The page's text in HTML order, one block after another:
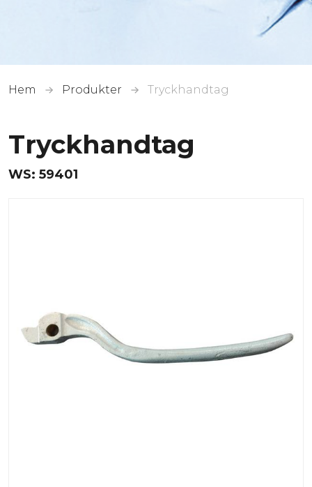
Hem Produkter Tryckhandtag
Tryckhandtag
WS: 59401